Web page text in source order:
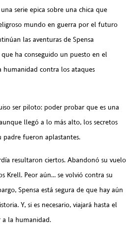
serie epica sobre una chica que
mundo en guerra por el futuro
las aventuras de Spensa
ha conseguido un puesto en el
humanidad contra los ataques
ser piloto: poder probar que es una
llegó a lo más alto, los secretos
padre fueron aplastantes.
resultaron ciertos. Abandonó su vuelo
Krell. Peor aún… se volvió contra su
Spensa está segura de que hay aún
Y, si es necesario, viajará hasta el
a la humanidad.